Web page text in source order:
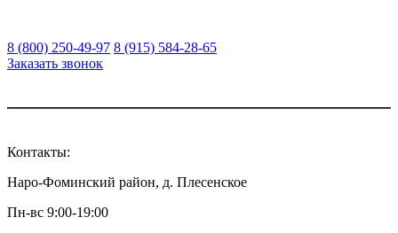
8 (800) 250-49-97 8 (915) 584-28-65
Заказать звонок
Контакты:
Наро-Фоминский район, д. Плесенское
Пн-вс 9:00-19:00